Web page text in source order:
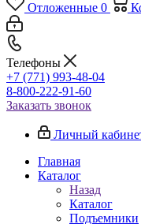
Отложенные 0
Телефоны
+7 (771) 993-48-04
8-800-222-91-60
Заказать звонок
Личный
Главная
Каталог
Назад
Каталог
Подъемники